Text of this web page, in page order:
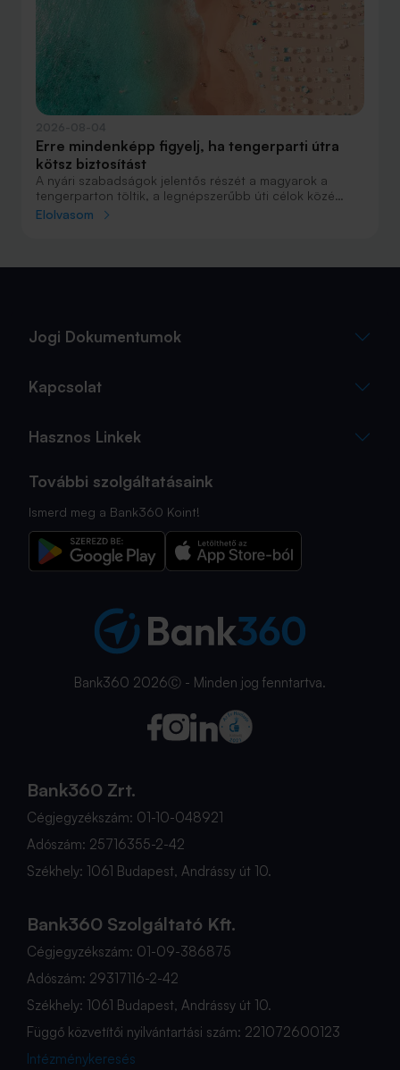
Erre mindenképp figyelj, ha tengerparti útra
kötsz biztosítást
A nyári szabadságok jelentős részét a magyarok a
tengerparton töltik, a legnépszerűbb úti célok közé
Horvátország, Olaszország és Görögország tartozik. A
sokszor az utolsó pillanatra marad.
Elolvasom
Jogi Dokumentumok
Kapcsolat
Hasznos Linkek
További szolgáltatásaink
Ismerd meg a Bank360 Koint!
Bank360 2026Ⓒ - Minden jog fenntartva.
Bank360 Zrt.
Cégjegyzékszám: 01-10-048921
Adószám: 25716355-2-42
Székhely: 1061 Budapest, Andrássy út 10.
Bank360 Szolgáltató Kft.
Cégjegyzékszám: 01-09-386875
Adószám: 29317116-2-42
Székhely: 1061 Budapest, Andrássy út 10.
Függő közvetítői nyilvántartási szám: 221072600123
Intézménykeresés